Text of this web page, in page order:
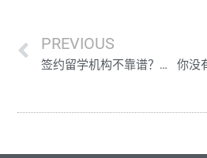
PREVIOUS
签约留学机构不靠谱？来Aison喜获KCL、曼大Offer